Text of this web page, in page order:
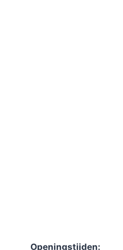
Openingstijden: